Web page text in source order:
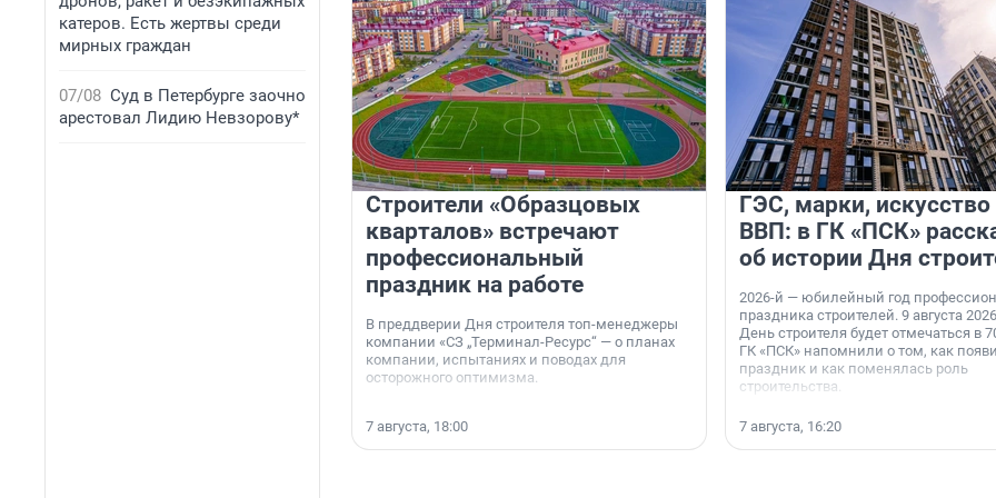
катеров. Есть жертвы среди
мирных граждан
07/08 Суд в Петербурге заочно
арестовал Лидию Невзорову*
Строители «Образцовых
кварталов» встречают
профессиональный
праздник на работе
В преддверии Дня строителя топ-менеджеры
компании «СЗ „Терминал-Ресурс“ — о планах
компании, испытаниях и поводах для
осторожного оптимизма.
7 августа, 18:00
ГЭС, марки, искусство
ВВП: в ГК «ПСК»
об истории Дня
2026-й — юбилейный год
праздника строителей. 9 августа
День строителя будет отмечаться в
ГК «ПСК» напомнили о том, как
праздник и как поменялась роль
строительства.
7 августа, 16:20